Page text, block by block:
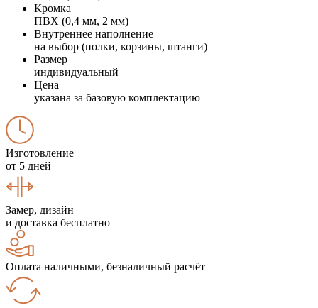
Кромка
ПВХ (0,4 мм, 2 мм)
Внутреннее наполнение
на выбор (полки, корзины, штанги)
Размер
индивидуальный
Цена
указана за базовую комплектацию
Изготовление
от 5 дней
Замер, дизайн
и доставка бесплатно
Оплата наличными, безналичный расчёт